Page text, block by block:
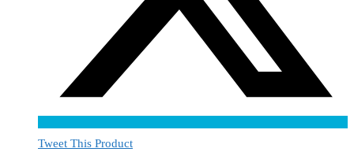
Tweet This Product